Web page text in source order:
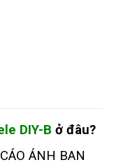
DIY-B ở đâu?
ÁNH BAN